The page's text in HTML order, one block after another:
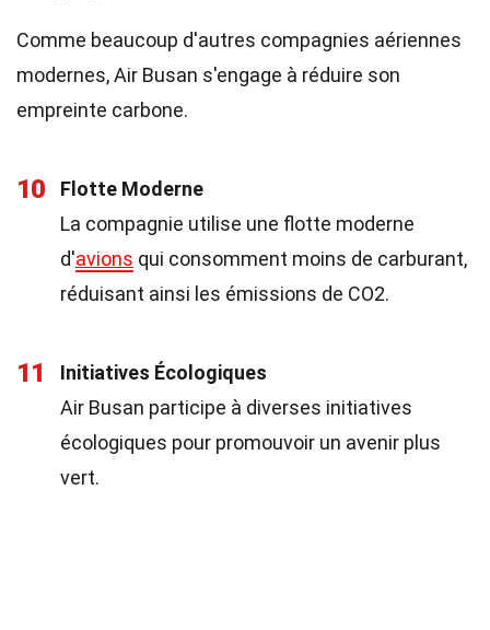
Comme beaucoup d'autres compagnies aériennes
modernes, Air Busan s'engage à réduire son
empreinte carbone.
10
Flotte Moderne
La compagnie utilise une flotte moderne
d'avions qui consomment moins de carburant,
réduisant ainsi les émissions de CO2.
11
Initiatives Écologiques
Air Busan participe à diverses initiatives
écologiques pour promouvoir un avenir plus
vert.